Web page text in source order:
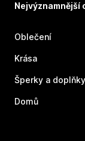
Nejvýznamnější
Oblečení
Krása
Šperky a doplňky
Domů